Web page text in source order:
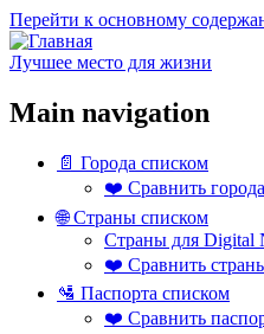
Перейти к основному
Лучшее место для жизни
Main navigation
📄 Города списком
❤️ Сравнить города
🌐 Страны списком
Страны для Digital
❤️ Сравнить
🛂 Паспорта списком
❤️ Сравнить